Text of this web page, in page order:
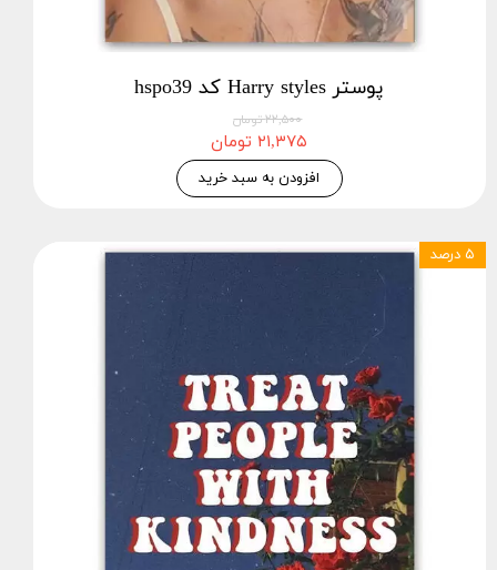
پوستر Harry styles کد hspo39
۲۲,۵۰۰ تومان
۲۱,۳۷۵ تومان
افزودن به سبد خرید
۵ درصد